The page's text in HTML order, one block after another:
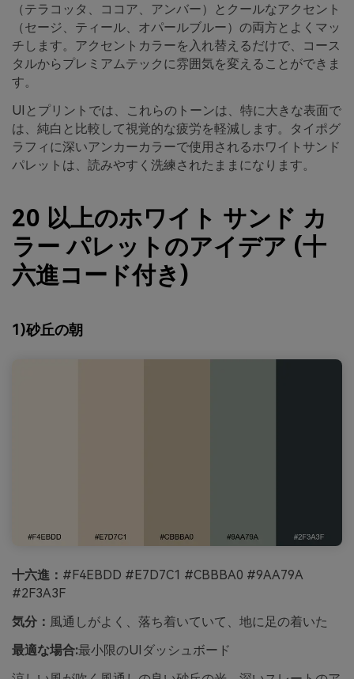
（テラコッタ、ココア、アンバー）とクールなアクセント
（セージ、ティール、オパールブルー）の両方とよくマッ
チします。アクセントカラーを入れ替えるだけで、コース
タルからプレミアムテックに雰囲気を変えることができま
す。
UIとプリントでは、これらのトーンは、特に大きな表面で
は、純白と比較して視覚的な疲労を軽減します。タイポグ
ラフィに深いアンカーカラーで使用されるホワイトサンド
パレットは、読みやすく洗練されたままになります。
20 以上のホワイト サンド カ
ラー パレットのアイデア (十
六進コード付き)
1)砂丘の朝
十六進： #F4EBDD #E7D7C1 #CBBBA0 #9AA79A
#2F3A3F
気分： 風通しがよく、落ち着いていて、地に足の着いた
最適な場合:最小限のUIダッシュボード